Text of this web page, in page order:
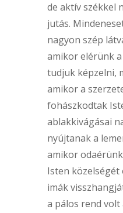
de aktív székkel
jutás.
nagyon szép
amikor elérünk
tudjuk képzelni,
amikor a
fohászkodtak
ablakkivágásai
nyújtanak a
amikor
Isten
imák
a pálos rend volt